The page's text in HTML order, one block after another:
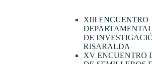
XIII ENCUENTRO
DE
RISARALDA
XV ENCUENTRO